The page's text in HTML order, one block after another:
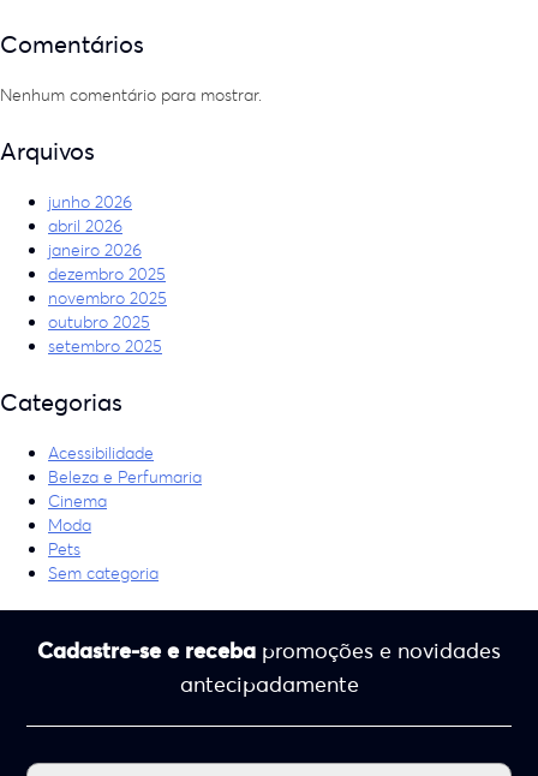
Comentários
Nenhum comentário para mostrar.
Arquivos
junho 2026
abril 2026
janeiro 2026
dezembro 2025
novembro 2025
outubro 2025
setembro 2025
Categorias
Acessibilidade
Beleza e Perfumaria
Cinema
Moda
Pets
Sem categoria
Cadastre-se e receba promoções e novidades
antecipadamente